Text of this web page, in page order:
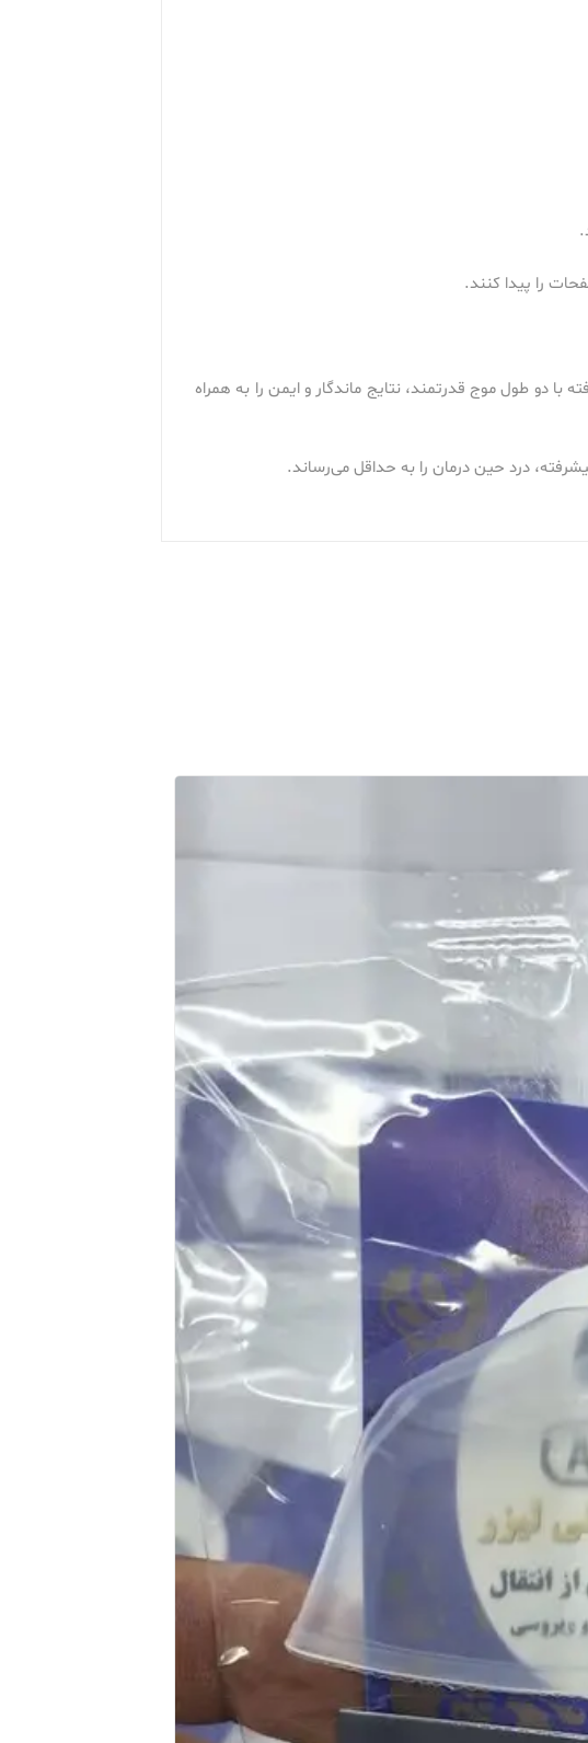
را پیدا کنند.
دو طول موج قدرتمند، نتایج ماندگار و ایمن را به همراه
درد حین درمان را به حداقل می‌رساند.